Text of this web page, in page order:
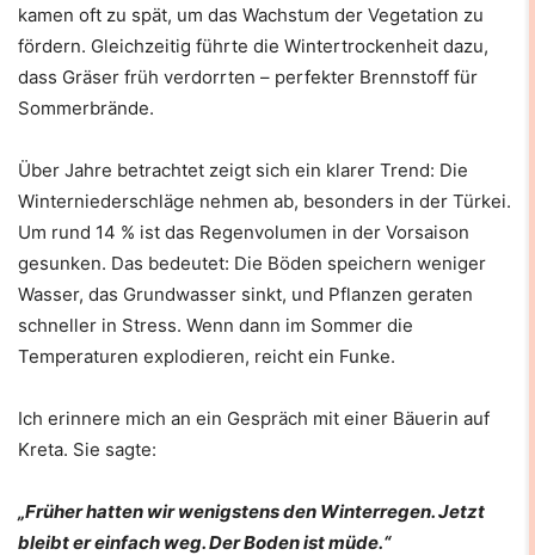
kamen oft zu spät, um das Wachstum der Vegetation zu
fördern. Gleichzeitig führte die Wintertrockenheit dazu,
dass Gräser früh verdorrten – perfekter Brennstoff für
Sommerbrände.
Über Jahre betrachtet zeigt sich ein klarer Trend: Die
Winterniederschläge nehmen ab, besonders in der Türkei.
Um rund 14 % ist das Regenvolumen in der Vorsaison
gesunken. Das bedeutet: Die Böden speichern weniger
Wasser, das Grundwasser sinkt, und Pflanzen geraten
schneller in Stress. Wenn dann im Sommer die
Temperaturen explodieren, reicht ein Funke.
Ich erinnere mich an ein Gespräch mit einer Bäuerin auf
Kreta. Sie sagte:
„Früher hatten wir wenigstens den Winterregen. Jetzt
bleibt er einfach weg. Der Boden ist müde.“